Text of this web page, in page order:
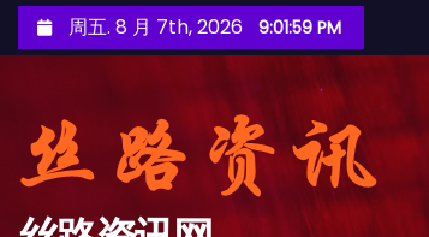
至
周五. 8 月 7th, 2026 9:02:00 PM